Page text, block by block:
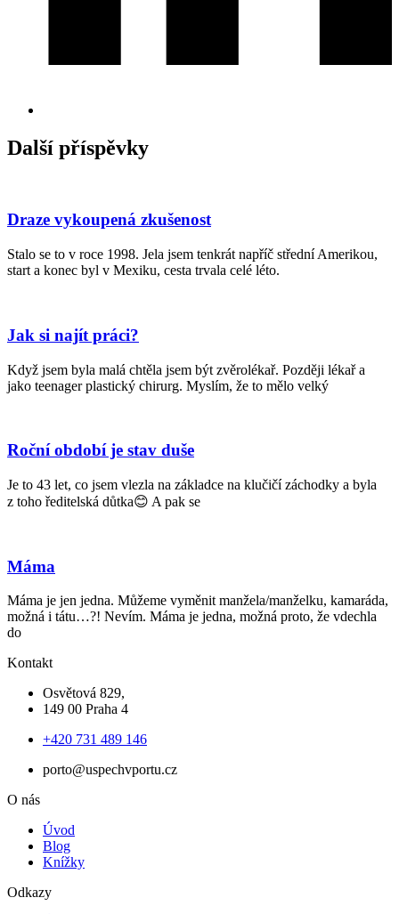
Další příspěvky
Draze vykoupená zkušenost
Stalo se to v roce 1998. Jela jsem tenkrát napříč střední Amerikou,
start a konec byl v Mexiku, cesta trvala celé léto.
Jak si najít práci?
Když jsem byla malá chtěla jsem být zvěrolékař. Později lékař a
jako teenager plastický chirurg. Myslím, že to mělo velký
Roční období je stav duše
Je to 43 let, co jsem vlezla na základce na klučičí záchodky a byla
z toho ředitelská důtka😊 A pak se
Máma
Máma je jen jedna. Můžeme vyměnit manžela/manželku, kamaráda,
možná i tátu…?! Nevím. Máma je jedna, možná proto, že vdechla
do
Kontakt
Osvětová 829,
149 00 Praha 4
+420 731 489 146
porto@uspechvportu.cz
O nás
Úvod
Blog
Knížky
Odkazy